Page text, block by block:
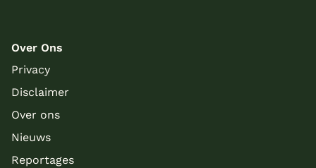
Over Ons
Privacy
Disclaimer
Over ons
Nieuws
Reportages